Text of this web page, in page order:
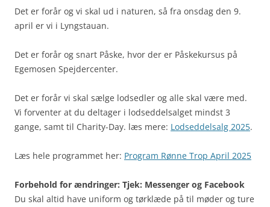
Det er forår og vi skal ud i naturen, så fra onsdag den 9.
april er vi i Lyngstauan.
Det er forår og snart Påske, hvor der er Påskekursus på
Egemosen Spejdercenter.
Det er forår vi skal sælge lodsedler og alle skal være med.
Vi forventer at du deltager i lodseddelsalget mindst 3
gange, samt til Charity-Day. læs mere: Lodseddelsalg 2025.
Læs hele programmet her: Program Rønne Trop April 2025
Forbehold for ændringer: Tjek: Messenger og Facebook
Du skal altid have uniform og tørklæde på til møder og ture